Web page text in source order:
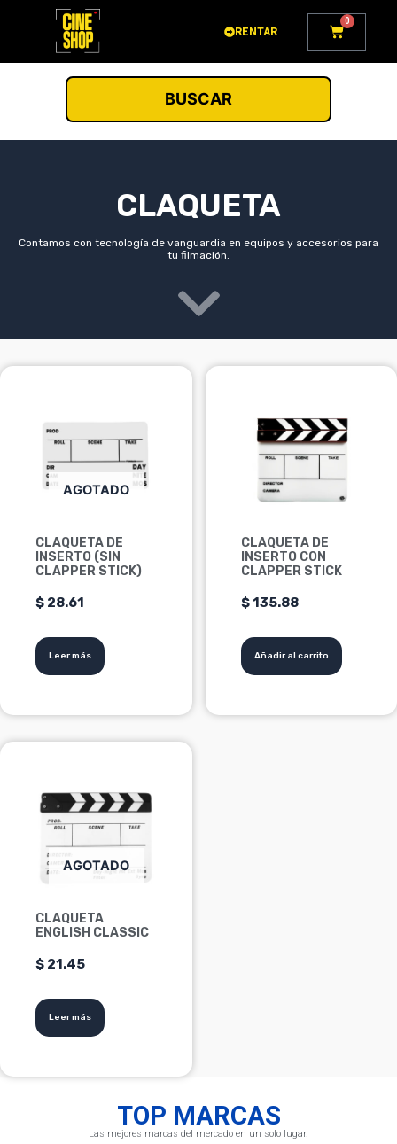
contenido
RENTAR
0
Carrito
BUSCAR
CLAQUETA
Contamos con tecnología de vanguardia en equipos y accesorios para
tu filmación.
AGOTADO
CLAQUETA DE
INSERTO (SIN
CLAPPER STICK)
$ 28.61
Leer más
CLAQUETA DE
INSERTO CON
CLAPPER STICK
$135.88
Añadir al carrito
AGOTADO
CLAQUETA
ENGLISH CLASSIC
$ 21.45
Leer más
TOP MARCAS
Las mejores marcas del mercado en un solo lugar.